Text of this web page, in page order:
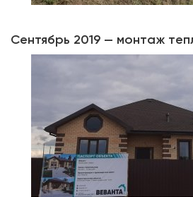
Сентябрь 2019 — монтаж